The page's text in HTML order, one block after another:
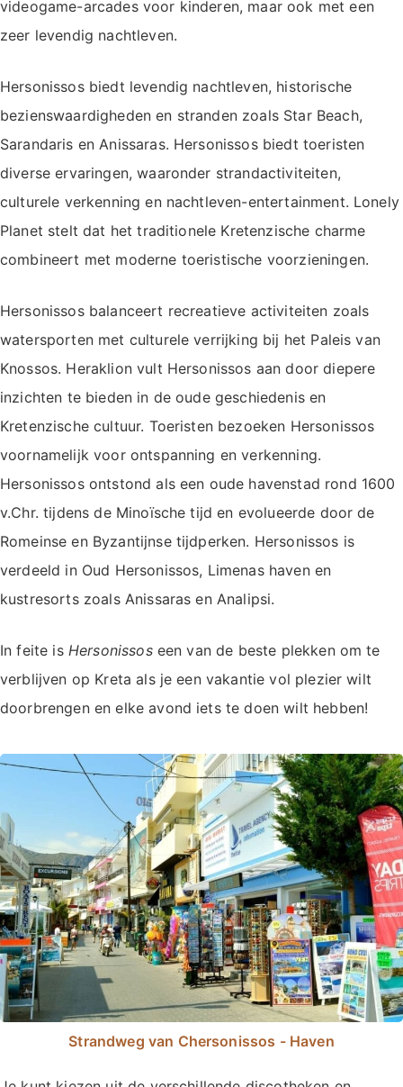
videogame-arcades voor kinderen, maar ook met een
zeer levendig nachtleven.
Hersonissos biedt levendig nachtleven, historische
bezienswaardigheden en stranden zoals Star Beach,
Sarandaris en Anissaras. Hersonissos biedt toeristen
diverse ervaringen, waaronder strandactiviteiten,
culturele verkenning en nachtleven-entertainment. Lonely
Planet stelt dat het traditionele Kretenzische charme
combineert met moderne toeristische voorzieningen.
Hersonissos balanceert recreatieve activiteiten zoals
watersporten met culturele verrijking bij het Paleis van
Knossos. Heraklion vult Hersonissos aan door diepere
inzichten te bieden in de oude geschiedenis en
Kretenzische cultuur. Toeristen bezoeken Hersonissos
voornamelijk voor ontspanning en verkenning.
Hersonissos ontstond als een oude havenstad rond 1600
v.Chr. tijdens de Minoïsche tijd en evolueerde door de
Romeinse en Byzantijnse tijdperken. Hersonissos is
verdeeld in Oud Hersonissos, Limenas haven en
kustresorts zoals Anissaras en Analipsi.
In feite is Hersonissoseen van de beste plekken om te
verblijven op Kreta als je een vakantie vol plezier wilt
doorbrengen en elke avond iets te doen wilt hebben!
Strandweg van Chersonissos - Haven